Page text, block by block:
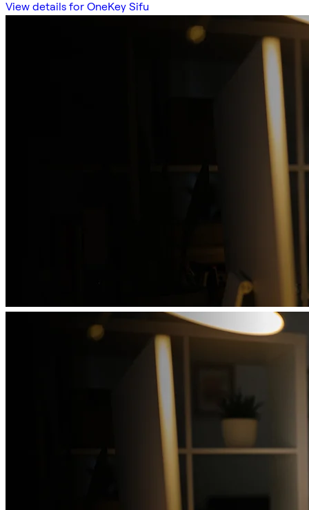
View details for OneKey Sifu